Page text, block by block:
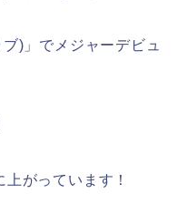
)」でメジャーデビュ
がっています！